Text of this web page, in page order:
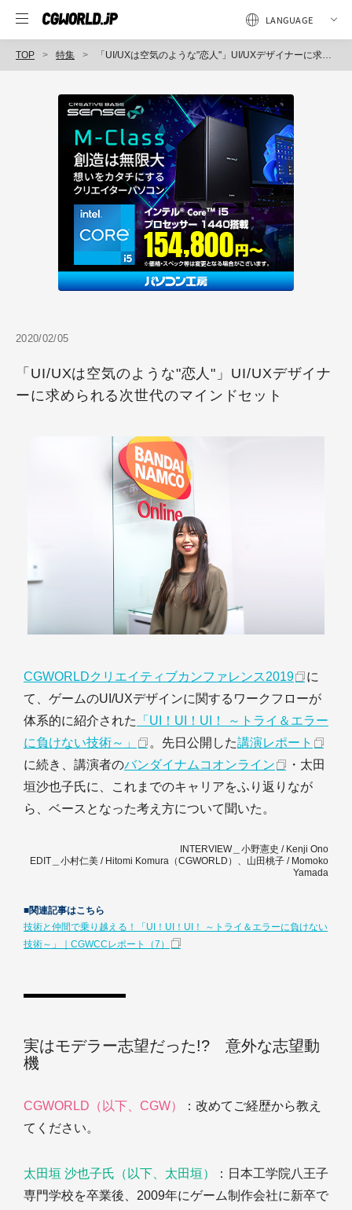
TOP 特集 「UI/UXは空気のような"恋人"」UI/UXデザイナーに求められる次世代のマインドセット
2020/02/05
「UI/UXは空気のような"恋人"」UI/UXデザイナ
ーに求められる次世代のマインドセット
CGWORLDクリエイティブカンファレンス2019
に
て、ゲームのUI/UXデザインに関するワークフローが
体系的に紹介された
「UI！UI！UI！ ～トライ＆エラー
に負けない技術～」
。先日公開した講演レポート
に続き、講演者のバンダイナムコオンライン
・太田
垣沙也子氏に、これまでのキャリアをふり返りなが
ら、ベースとなった考え方について聞いた。
INTERVIEW＿小野憲史 / Kenji Ono
EDIT＿小村仁美 / Hitomi Komura（CGWORLD）、山田桃子 / Momoko
Yamada
■関連記事はこちら
技術と仲間で乗り越える！「UI！UI！UI！ ～トライ＆エラーに負けない
技術～」｜CGWCCレポート（7）
実はモデラー志望だった!? 意外な志望動
機
CGWORLD（以下、CGW）
：改めてご経歴から教え
てください。
太田垣 沙也子氏（以下、太田垣）
：日本工学院八王子
専門学校を卒業後、2009年にゲーム制作会社に新卒で